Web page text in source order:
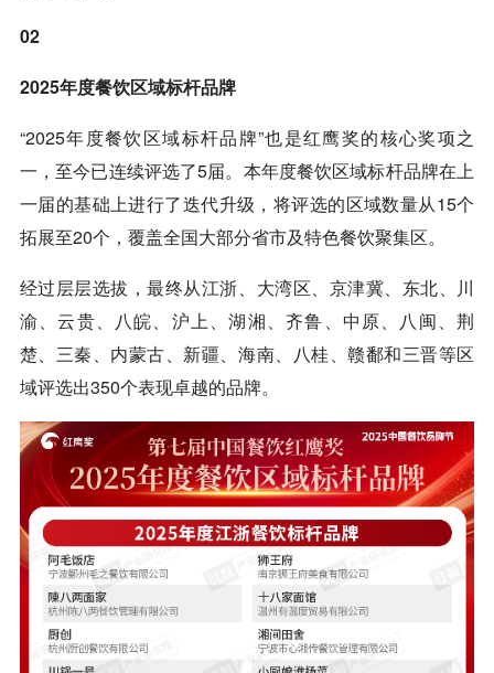
02
2025年度餐饮区域标杆品牌
“2025年度餐饮区域标杆品牌”也是红鹰奖的核心奖项之
一，至今已连续评选了5届。本年度餐饮区域标杆品牌在上
一届的基础上进行了迭代升级，将评选的区域数量从15个
拓展至20个，覆盖全国大部分省市及特色餐饮聚集区。
经过层层选拔，最终从江浙、大湾区、京津冀、东北、川
渝、云贵、八皖、沪上、湖湘、齐鲁、中原、八闽、荆
楚、三秦、内蒙古、新疆、海南、八桂、赣鄱和三晋等区
域评选出350个表现卓越的品牌。